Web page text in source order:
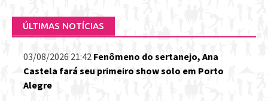
ÚLTIMAS NOTÍCIAS
03/08/2026 21:42 Fenômeno do sertanejo, Ana
Castela fará seu primeiro show solo em Porto
Alegre